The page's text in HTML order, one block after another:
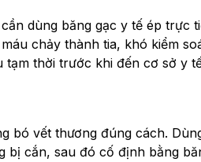
dùng băng gạc y tế ép trực
chảy thành tia, khó kiểm
tạm thời trước khi đến cơ sở y
bó vết thương đúng cách.
bị cắn, sau đó cố định bằng